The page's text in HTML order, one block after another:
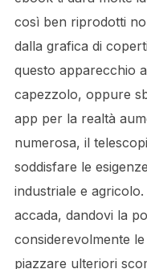
così ben riprodotti
dalla grafica di
questo apparecchio
capezzolo, oppure
app per la realtà
numerosa, il
soddisfare le
industriale e
accada, dandovi la
considerevolmente
piazzare ulteriori